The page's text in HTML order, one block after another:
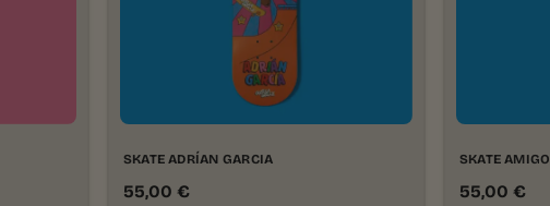
SKATE ADRÍAN GARCIA
55,00 €
SKATE AMIGO
55,00 €